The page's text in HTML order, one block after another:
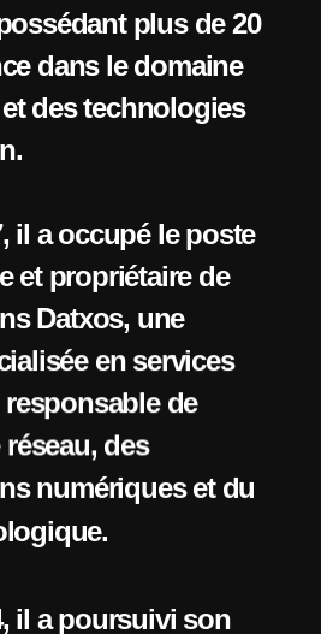
plus de 20
dans le domaine
des technologies
il a occupé le poste
et propriétaire de
Datxos, une
en services
de
des
numériques et du
il a poursuivi son